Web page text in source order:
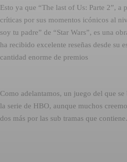
Esto ya que “The last of Us: Parte 2”, a
críticas por sus momentos icónicos al
soy tu padre” de “Star Wars”, es una
ha recibido excelente reseñas desde su
cantidad enorme de premios
Como adelantamos, un juego del que se
la serie de HBO, aunque muchos
dos más por las sub tramas que contiene.